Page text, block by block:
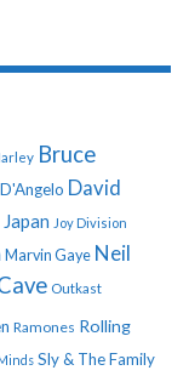
Bruce
D'Angelo David
Japan Joy Division
Marvin Gaye Neil
Outkast
Ramones Rolling
Sly & The Family